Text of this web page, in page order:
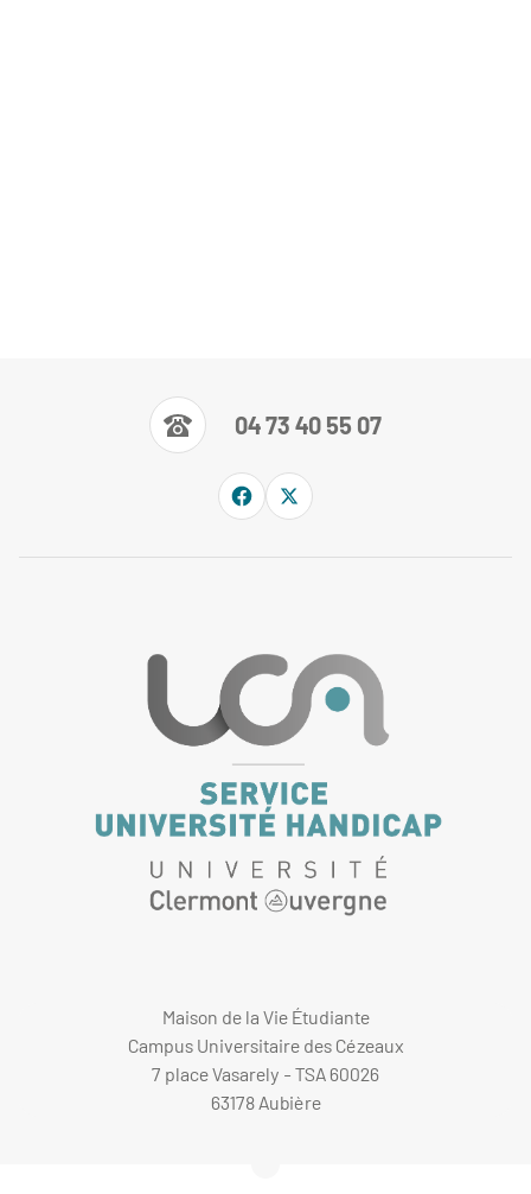
04 73 40 55 07
Maison de la Vie Étudiante
Campus Universitaire des Cézeaux
7 place Vasarely - TSA 60026
63178 Aubière